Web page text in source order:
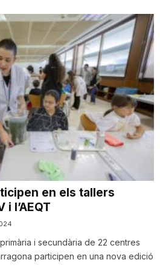
en els tallers
l’AEQT
i secundària de 22 centres
participen en una nova edició